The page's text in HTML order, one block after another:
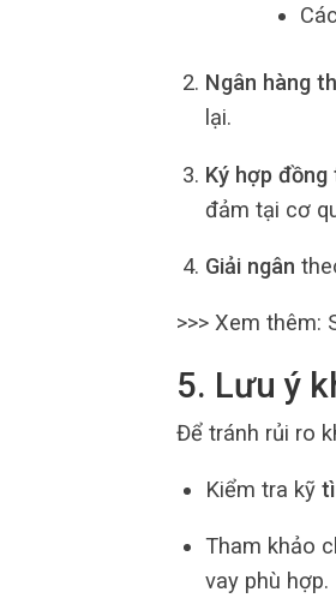
Ngân hàng
lại.
Ký hợp
đảm tại cơ
Giải ngân
>>> Xem thêm:
5. Lưu ý
Để tránh rủi ro
Kiểm tra kỹ
Tham khảo
vay phù hợp.